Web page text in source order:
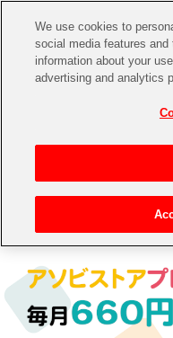
CHANNEL
ゲーム
アイドルマスターシリーズ
アイドルマスター
アイドルマスター ミリオンラ
アイドルマスター SideM
イベントグッズ
トイ・ホビー
アイドルマ
We use cookies to
social media features
information about your
advertising and analytics